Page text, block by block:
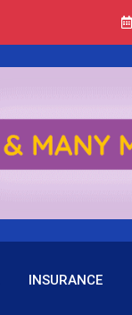
INSURANCE